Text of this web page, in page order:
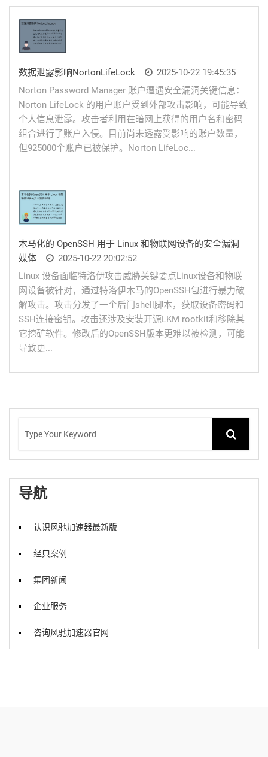
数据泄露影响NortonLifeLock
2025-10-22 19:45:35
Norton Password Manager 账户遭遇安全漏洞关键信息：
Norton LifeLock 的用户账户受到外部攻击影响，可能导致
个人信息泄露。攻击者利用在暗网上获得的用户名和密码
组合进行了账户入侵。目前尚未透露受影响的账户数量，
但925000个账户已被保护。Norton LifeLoc...
木马化的 OpenSSH 用于 Linux 和物联网设备的安全漏洞
媒体
2025-10-22 20:02:52
Linux 设备面临特洛伊攻击威胁关键要点Linux设备和物联
网设备被针对，通过特洛伊木马的OpenSSH包进行暴力破
解攻击。攻击分发了一个后门shell脚本，获取设备密码和
SSH连接密钥。攻击还涉及安装开源LKM rootkit和移除其
它挖矿软件。修改后的OpenSSH版本更难以被检测，可能
导致更...
导航
认识风驰加速器最新版
经典案例
集团新闻
企业服务
咨询风驰加速器官网